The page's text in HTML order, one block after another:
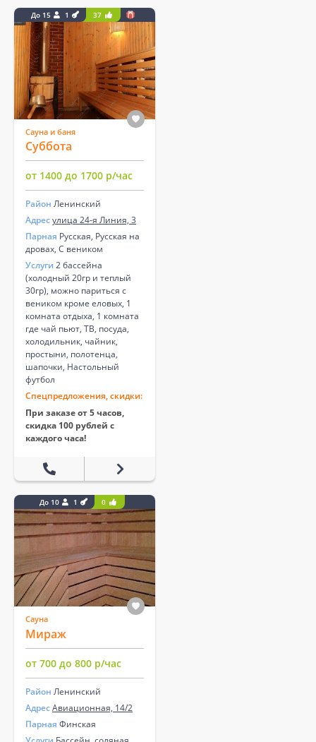
До 15 1 37
Сауна и баня
Суббота
от 1400 до 1700 р/час
Район Ленинский
Адресулица 24-я Линия, 3
Парная Русская, Русская на
дровах, С веником
Услуги 2 бассейна
(холодный 20гр и теплый
30гр), можно париться с
веником кроме еловых, 1
комната отдыха, 1 комната
где чай пьют, ТВ, посуда,
холодильник, чайник,
простыни, полотенца,
шапочки, Настольный
футбол
Спецпредложения, скидки:
При заказе от 5 часов,
скидка 100 рублей с
каждого часа!
До 10 1 0
Сауна
Мираж
от 700 до 800 р/час
Район Ленинский
АдресАвиационная, 14/2
Парная Финская